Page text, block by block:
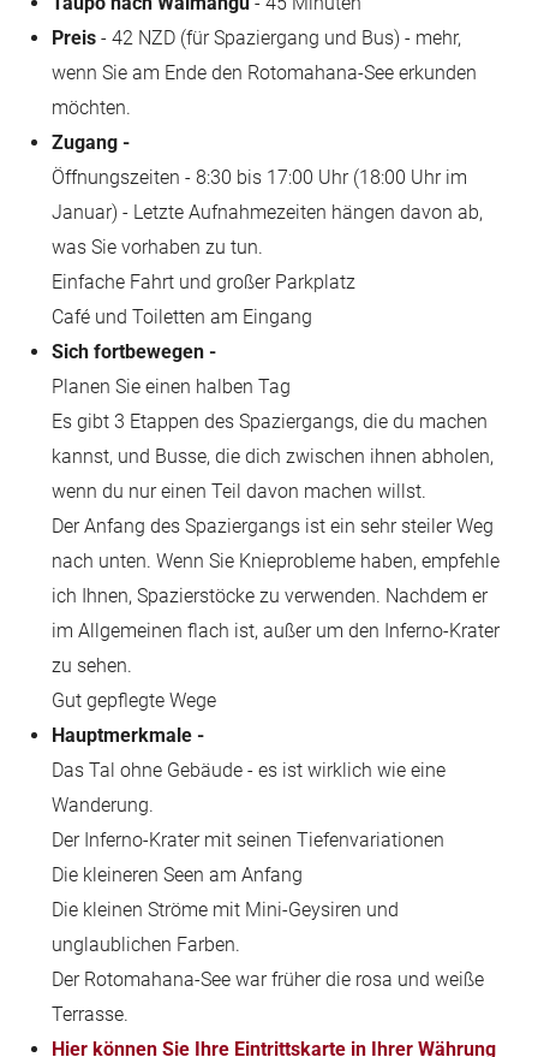
Preis- 42 NZD (für Spaziergang und Bus) - mehr,
wenn Sie am Ende den Rotomahana-See erkunden
möchten.
Zugang -
Öffnungszeiten - 8:30 bis 17:00 Uhr (18:00 Uhr im
Januar) - Letzte Aufnahmezeiten hängen davon ab,
was Sie vorhaben zu tun.
Einfache Fahrt und großer Parkplatz
Café und Toiletten am Eingang
Sich fortbewegen -
Planen Sie einen halben Tag
Es gibt 3 Etappen des Spaziergangs, die du machen
kannst, und Busse, die dich zwischen ihnen abholen,
wenn du nur einen Teil davon machen willst.
Der Anfang des Spaziergangs ist ein sehr steiler Weg
nach unten. Wenn Sie Knieprobleme haben, empfehle
ich Ihnen, Spazierstöcke zu verwenden. Nachdem er
im Allgemeinen flach ist, außer um den Inferno-Krater
zu sehen.
Gut gepflegte Wege
Hauptmerkmale -
Das Tal ohne Gebäude - es ist wirklich wie eine
Wanderung.
Der Inferno-Krater mit seinen Tiefenvariationen
Die kleineren Seen am Anfang
Die kleinen Ströme mit Mini-Geysiren und
unglaublichen Farben.
Der Rotomahana-See war früher die rosa und weiße
Terrasse.
Hier können Sie Ihre Eintrittskarte in Ihrer Währung